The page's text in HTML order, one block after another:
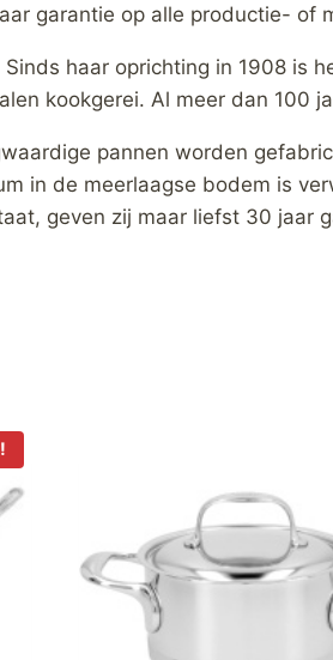
garantie op alle productie- of
haar oprichting in 1908 is
kookgerei. Al meer dan 100
pannen worden
in de meerlaagse bodem is
geven zij maar liefst 30 jaar